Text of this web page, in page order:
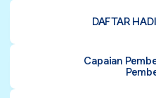
DAFTAR
Capaian